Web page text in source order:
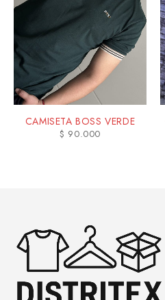
CAMISETA BOSS VERDE
$ 90.000